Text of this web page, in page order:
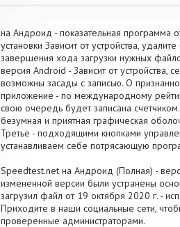
на Андроид - показательная программа
установки Зависит от устройства,
завершения хода загрузки нужных
версия Android - Зависит от устройства,
возможны засады с записью. О
приложение - по международному
свою очередь будет записана
безумная и приятная графическая
Третье - подходящими кнопками
устанавливаем себе потрясающую
Speedtest.net на Андроид (Полная) -
измененной версии были устранены
загрузил файл от 19 октября 2020 г. -
Приходите в наши социальные сети,
проверенные администраторами.